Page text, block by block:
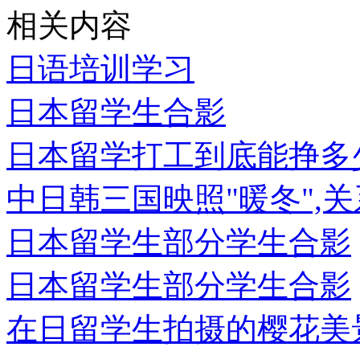
相关内容
日语培训学习
日本留学生合影
日本留学打工到底能挣多
中日韩三国映照"暖冬",
日本留学生部分学生合影
日本留学生部分学生合影
在日留学生拍摄的樱花美